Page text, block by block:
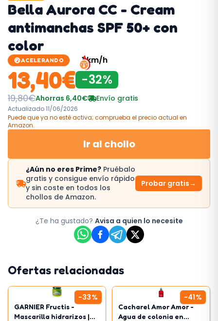
Bella Aurora CC - Cream
antimanchas SPF 50+ con
color
ACELERANDO 1km/h
13,40€ -32%
19,80€Ahorras 6,40€ Envío gratis
Actualizado11/06/2026
Puede que ya no esté activa; comprueba el precio actual en
Amazon.
Ir al chollo
¿Aún no eres Prime? Pruébalo
gratis y consigue envío rápido
y sin coste en todos los
chollos de Amazon.
Probar gratis→
¿Te ha gustado? Avisa a quien lo necesite
Ofertas relacionadas
-33%
GARNIER Fructis -
Mascarilla hidrarizos |
-41%
Cacharel Amor Amor -
Agua de colonia en